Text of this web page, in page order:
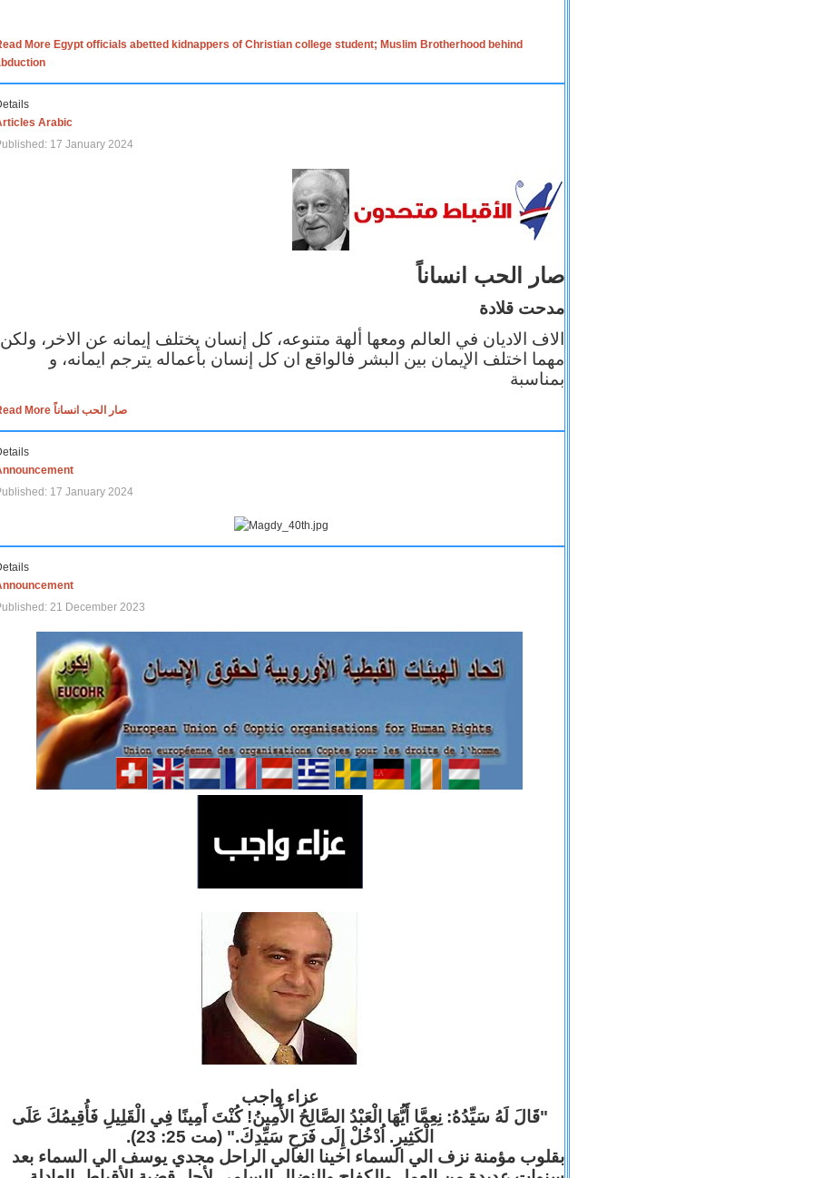
More Egypt officials abetted kidnappers of Christian college student; Muslim Brotherhood behind
Arabic
17 January 2024
صار الحب انساناً
مدحت قلادة
الاف الاديان في العالم ومعها ألهة متنوعه، كل إنسان يختلف إيمانه عن الاخر، ولكن
مهما اختلف الإيمان بين البشر فالواقع ان كل إنسان بأعماله يترجم ايمانه، و
بمناسبة
Read More صار الحب انساناً
17 January 2024
21 December 2023
عزاء واجب
"قَالَ لَهُ سَيِّدُهُ: نِعِمَّا أَيُّهَا الْعَبْدُ الصَّالِحُ الأَمِينُ! كُنْتَ أَمِينًا فِي الْقَلِيلِ فَأُقِيمُكَ عَلَى
الْكَثِيرِ. اُدْخُلْ إِلَى فَرَحِ سَيِّدِكَ." (مت 25: 23).
بقلوب مؤمنة نزف الي السماء اخينا الغالي الراحل مجدي يوسف الي السماء بعد